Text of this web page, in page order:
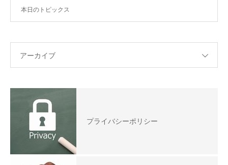
本日のトピックス
アーカイブ
プライバシーポリシー